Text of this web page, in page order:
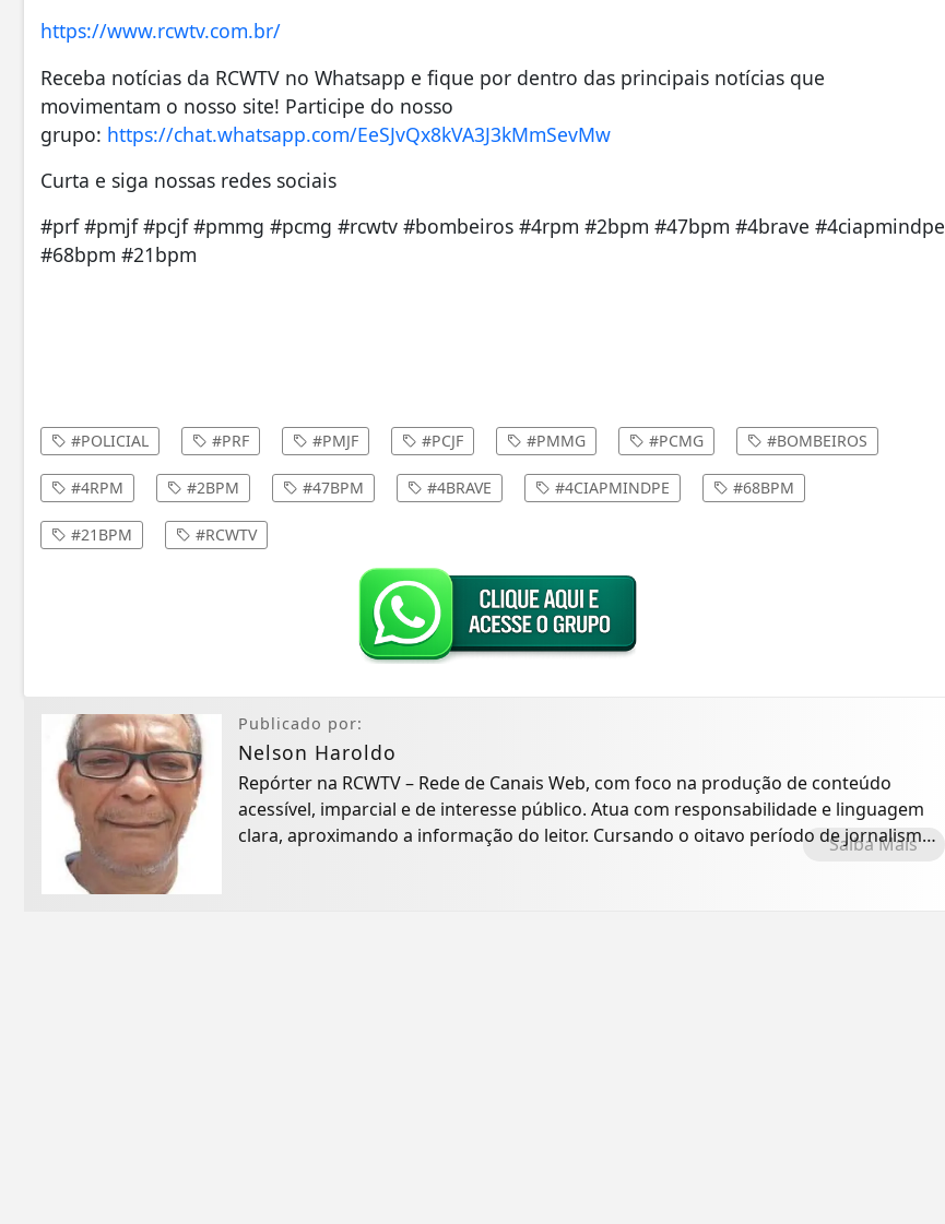
https://www.rcwtv.com.br/
Receba notícias da RCWTV no Whatsapp e fique por dentro das principais notícias que
movimentam o nosso site! Participe do nosso
grupo: https://chat.whatsapp.com/EeSJvQx8kVA3J3kMmSevMw
Curta e siga nossas redes sociais
#prf #pmjf #pcjf #pmmg #pcmg #rcwtv #bombeiros #4rpm #2bpm #47bpm #4brave #4ciapmindpe
#68bpm #21bpm
#POLICIAL #PRF #PMJF #PCJF #PMMG #PCMG #BOMBEIROS
#4RPM #2BPM #47BPM #4BRAVE #4CIAPMINDPE #68BPM
#21BPM #RCWTV
Publicado por:
Nelson Haroldo
Repórter na RCWTV – Rede de Canais Web, com foco na produção de conteúdo
acessível, imparcial e de interesse público. Atua com responsabilidade e linguagem
clara, aproximando a informação do leitor. Cursando o oitavo período de jornalismo
Saiba Mais